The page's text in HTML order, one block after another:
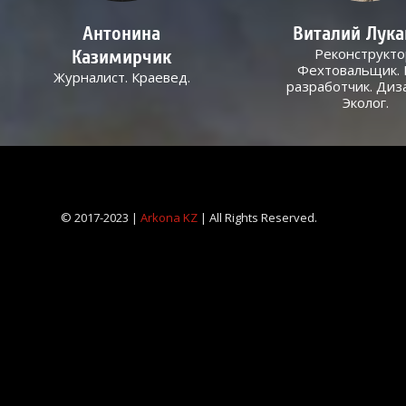
Антонина
Казимирчик
Журналист. Краевед.
Виталий
Фехтовальщик.
разработчик.
Эколог.
© 2017-2023 |Arkona KZ | All Rights Reserved.